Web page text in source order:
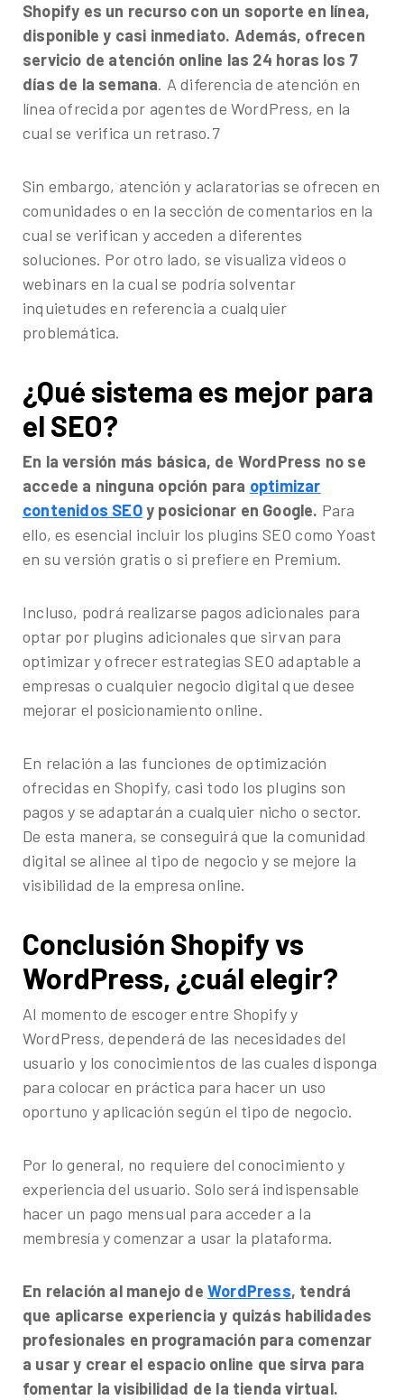
Shopify es un recurso con un soporte en línea,
disponible y casi inmediato. Además, ofrecen
servicio de atención online las 24 horas los 7
días de la semana. A diferencia de atención en
línea ofrecida por agentes de WordPress, en la
cual se verifica un retraso.7
Sin embargo, atención y aclaratorias se ofrecen en
comunidades o en la sección de comentarios en la
cual se verifican y acceden a diferentes
soluciones. Por otro lado, se visualiza videos o
webinars en la cual se podría solventar
inquietudes en referencia a cualquier
problemática.
¿Qué sistema es mejor para
el SEO?
En la versión más básica, de WordPress no se
accede a ninguna opción para optimizar
contenidos SEOy posicionar en Google. Para
ello, es esencial incluir los plugins SEO como Yoast
en su versión gratis o si prefiere en Premium.
Incluso, podrá realizarse pagos adicionales para
optar por plugins adicionales que sirvan para
optimizar y ofrecer estrategias SEO adaptable a
empresas o cualquier negocio digital que desee
mejorar el posicionamiento online.
En relación a las funciones de optimización
ofrecidas en Shopify, casi todo los plugins son
pagos y se adaptarán a cualquier nicho o sector.
De esta manera, se conseguirá que la comunidad
digital se alinee al tipo de negocio y se mejore la
visibilidad de la empresa online.
Conclusión Shopify vs
WordPress, ¿cuál elegir?
Al momento de escoger entre Shopify y
WordPress, dependerá de las necesidades del
usuario y los conocimientos de las cuales disponga
para colocar en práctica para hacer un uso
oportuno y aplicación según el tipo de negocio.
Por lo general, no requiere del conocimiento y
experiencia del usuario. Solo será indispensable
hacer un pago mensual para acceder a la
membresía y comenzar a usar la plataforma.
En relación al manejo de WordPress, tendrá
que aplicarse experiencia y quizás habilidades
profesionales en programación para comenzar
a usar y crear el espacio online que sirva para
fomentar la visibilidad de la tienda virtual.